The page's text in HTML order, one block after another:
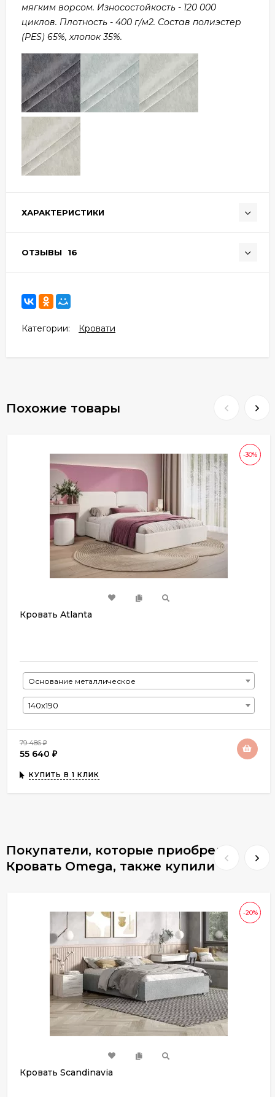
мягким ворсом. Износостойкость - 120 000
циклов. Плотность - 400 г/м2. Состав полиэстер
(PES) 65%, хлопок 35%.
ХАРАКТЕРИСТИКИ
ОТЗЫВЫ 16
Категории: Кровати
Похожие товары
-30%
Кровать Atlanta
Основание металлическое
140х190
79 486₽
55 640 ₽
КУПИТЬ В 1 КЛИК
Покупатели, которые приобрели
Кровать Omega, также купили
-20%
Кровать Scandinavia